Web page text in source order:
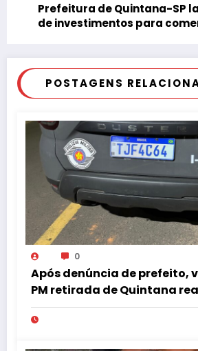
Prefeitura de Quintana-SP
de investimentos para
POSTAGENS
0
Após denúncia de prefeito,
PM retirada de Quintana